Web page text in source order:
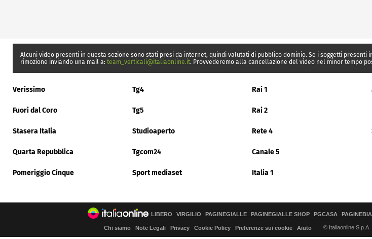
Alcuni video presenti in questa sezione sono stati presi da internet, quindi valutati di pubblico dominio. Se i soggetti
rimozione inviando una mail a: team_verticali@italiaonline.it. Provvederemo alla cancellazione del video nel minor tempo
Verissimo Tg4 Rai 1
Fuori dal Coro Tg5 Rai 2
Stasera Italia Studioaperto Rete 4
Quarta Repubblica Tgcom24 Canale 5
Pomeriggio Cinque Sport mediaset Italia 1
LIBERO VIRGILIO PAGINEGIALLE PAGINEGIALLE SHOP PGCASA
Chi siamo Note Legali Privacy Cookie Policy Preferenze sui cookie Aiuto © Italiaonline S.p.A.